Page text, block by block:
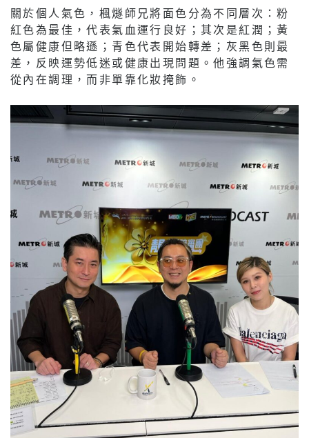
關於個人氣色，楓燧師兄將面色分為不同層次：粉
紅色為最佳，代表氣血運行良好；其次是紅潤；黃
色屬健康但略遜；青色代表開始轉差；灰黑色則最
差，反映運勢低迷或健康出現問題。他強調氣色需
從內在調理，而非單靠化妝掩飾。